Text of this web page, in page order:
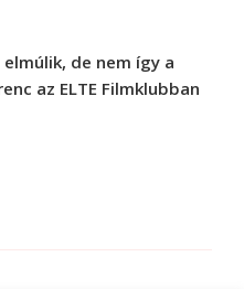
de nem így a
az ELTE Filmklubban